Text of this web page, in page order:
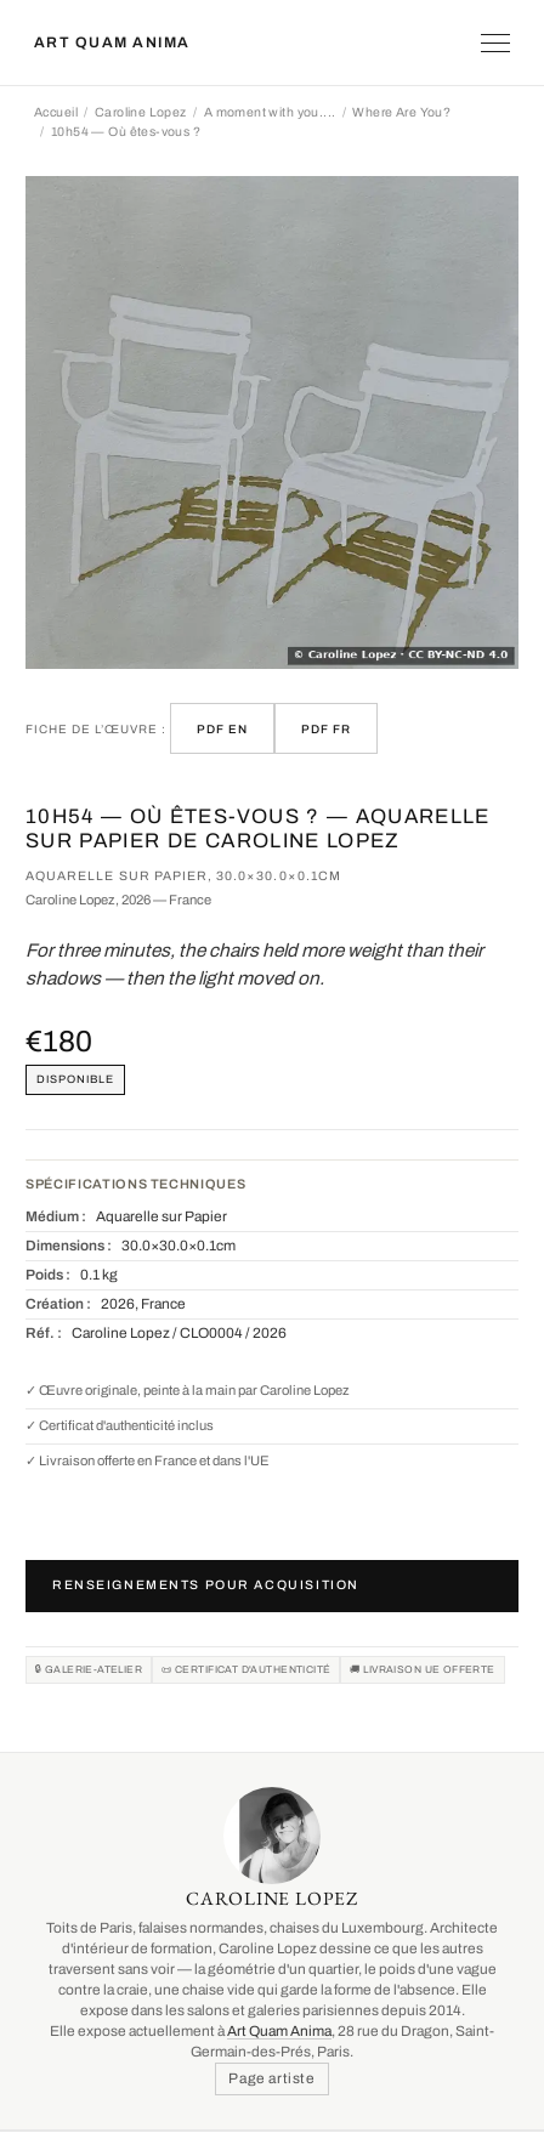
ART QUAM ANIMA
Accueil Caroline Lopez A moment with you....
Where Are You?
10h54 — Où êtes-vous ?
FICHE DE L’ŒUVRE : PDF EN PDF FR
10H54 — OÙ ÊTES-VOUS ? — AQUARELLE
SUR PAPIER DE CAROLINE LOPEZ
AQUARELLE SUR PAPIER, 30.0×30.0×0.1CM
Caroline Lopez, 2026 — France
For three minutes, the chairs held more weight than their
shadows — then the light moved on.
€180
DISPONIBLE
SPÉCIFICATIONS TECHNIQUES
Médium : Aquarelle sur Papier
Dimensions : 30.0×30.0×0.1cm
Poids : 0.1 kg
Création : 2026, France
Réf. : Caroline Lopez / CLO0004 / 2026
✓ Œuvre originale, peinte à la main par Caroline Lopez
✓ Certificat d'authenticité inclus
✓ Livraison offerte en France et dans l'UE
RENSEIGNEMENTS POUR ACQUISITION
🔒 GALERIE-ATELIER 📜 CERTIFICAT D'AUTHENTICITÉ 🚚 LIVRAISON UE OFFERTE
CAROLINE LOPEZ
Toits de Paris, falaises normandes, chaises du Luxembourg. Architecte
d'intérieur de formation, Caroline Lopez dessine ce que les autres
traversent sans voir — la géométrie d'un quartier, le poids d'une vague
contre la craie, une chaise vide qui garde la forme de l'absence. Elle
expose dans les salons et galeries parisiennes depuis 2014.
Elle expose actuellement àArt Quam Anima, 28 rue du Dragon, Saint-
Germain-des-Prés, Paris.
Page artiste